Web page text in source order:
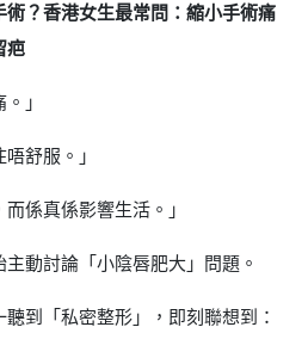
？香港女生最常問：縮小手術痛
疤
」
舒服。」
而係真係影響生活。」
動討論「小陰唇肥大」問題。
到「私密整形」，即刻聯想到：